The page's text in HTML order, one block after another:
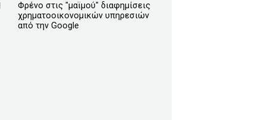
Φρένο στις "μαϊμού" διαφημίσεις
χρηματοοικονομικών υπηρεσιών
από την Google